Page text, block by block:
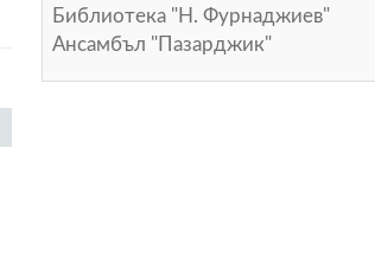
Библиотека "Н. Фурнаджиев"
Ансамбъл "Пазарджик"